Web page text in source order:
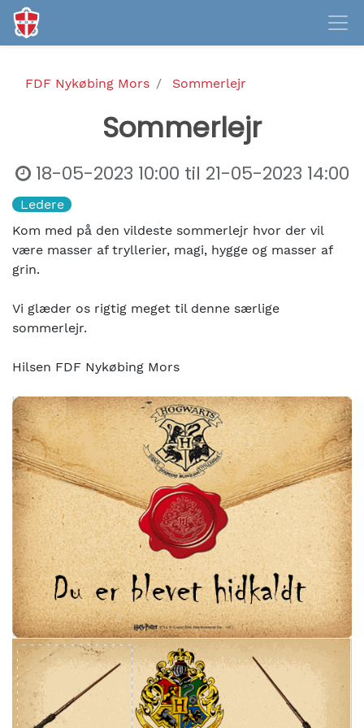
FDF Nykøbing Mors Sommerlejr
Sommerlejr
18-05-2023 10:00 til 21-05-2023 14:00
Ledere
Kom med på den vildeste sommerlejr hvor der vil
være masser af tryllerier, magi, hygge og masser af
grin.
Vi glæder os rigtig meget til denne særlige
sommerlejr.
Hilsen FDF Nykøbing Mors